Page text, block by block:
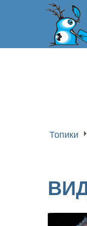
Топики